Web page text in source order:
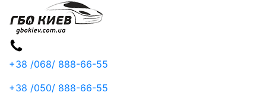
+38 /068/ 888-66-55
+38 /050/ 888-66-55